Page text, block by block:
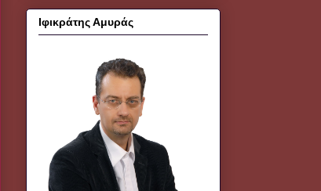
Ιφικράτης Αμυράς